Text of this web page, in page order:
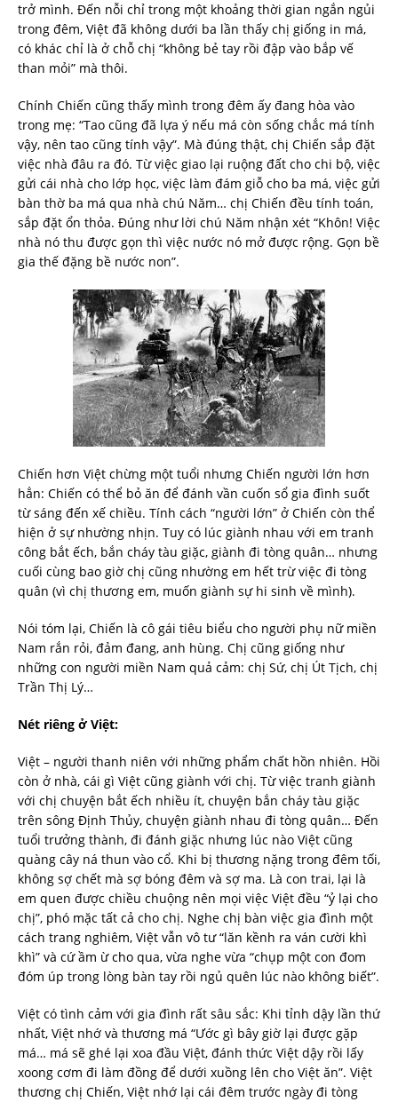
trở mình. Đến nỗi chỉ trong một khoảng thời gian ngắn ngủi
trong đêm, Việt đã không dưới ba lần thấy chị giống in má,
có khác chỉ là ở chỗ chị “không bẻ tay rồi đập vào bắp vế
than mỏi” mà thôi.
Chính Chiến cũng thấy mình trong đêm ấy đang hòa vào
trong mẹ: “Tao cũng đã lựa ý nếu má còn sống chắc má tính
vậy, nên tao cũng tính vậy”. Mà đúng thật, chị Chiến sắp đặt
việc nhà đâu ra đó. Từ việc giao lại ruộng đất cho chi bộ, việc
gửi cái nhà cho lớp học, việc làm đám giỗ cho ba má, việc gửi
bàn thờ ba má qua nhà chú Năm… chị Chiến đều tính toán,
sắp đặt ổn thỏa. Đúng như lời chú Năm nhận xét “Khôn! Việc
nhà nó thu được gọn thì việc nước nó mở được rộng. Gọn bề
gia thế đặng bề nước non”.
Chiến hơn Việt chừng một tuổi nhưng Chiến người lớn hơn
hẳn: Chiến có thể bỏ ăn để đánh vần cuốn sổ gia đình suốt
từ sáng đến xế chiều. Tính cách “người lớn” ở Chiến còn thể
hiện ở sự nhường nhịn. Tuy có lúc giành nhau với em tranh
công bắt ếch, bắn cháy tàu giặc, giành đi tòng quân… nhưng
cuối cùng bao giờ chị cũng nhường em hết trừ việc đi tòng
quân (vì chị thương em, muốn giành sự hi sinh về mình).
Nói tóm lại, Chiến là cô gái tiêu biểu cho người phụ nữ miền
Nam rắn rỏi, đảm đang, anh hùng. Chị cũng giống như
những con người miền Nam quả cảm: chị Sứ, chị Út Tịch, chị
Trần Thị Lý…
Nét riêng ở Việt:
Việt – người thanh niên với những phẩm chất hồn nhiên. Hồi
còn ở nhà, cái gì Việt cũng giành với chị. Từ việc tranh giành
với chị chuyện bắt ếch nhiều ít, chuyện bắn cháy tàu giặc
trên sông Định Thủy, chuyện giành nhau đi tòng quân… Đến
tuổi trưởng thành, đi đánh giặc nhưng lúc nào Việt cũng
quàng cây ná thun vào cổ. Khi bị thương nặng trong đêm tối,
không sợ chết mà sợ bóng đêm và sợ ma. Là con trai, lại là
em quen được chiều chuộng nên mọi việc Việt đều “ỷ lại cho
chị”, phó mặc tất cả cho chị. Nghe chị bàn việc gia đình một
cách trang nghiêm, Việt vẫn vô tư “lăn kềnh ra ván cười khì
khì” và cứ ầm ừ cho qua, vừa nghe vừa “chụp một con đom
đóm úp trong lòng bàn tay rồi ngủ quên lúc nào không biết”.
Việt có tình cảm với gia đình rất sâu sắc: Khi tỉnh dậy lần thứ
nhất, Việt nhớ và thương má “Ước gì bây giờ lại được gặp
má… má sẽ ghé lại xoa đầu Việt, đánh thức Việt dậy rồi lấy
xoong cơm đi làm đồng để dưới xuồng lên cho Việt ăn”. Việt
thương chị Chiến, Việt nhớ lại cái đêm trước ngày đi tòng